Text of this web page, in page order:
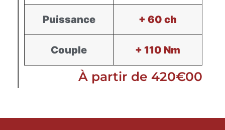
Puissance + 60 ch
Couple + 110 Nm
À partir de 420€00